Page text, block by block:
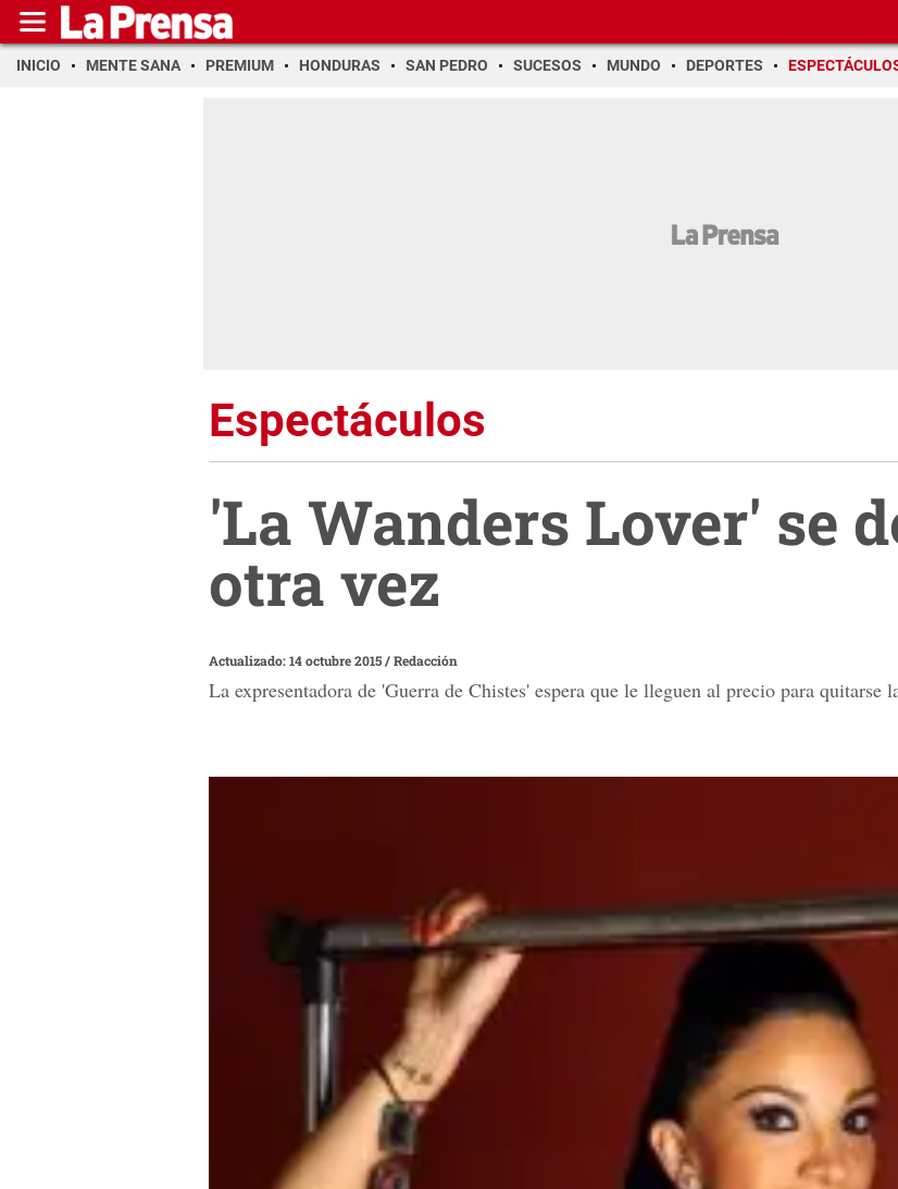
INICIO MENTE SANA PREMIUM HONDURAS SAN PEDRO SUCESOS MUNDO DEPORTES
Espectáculos
'La Wanders Lover' se
otra vez
Actualizado: 14 octubre 2015/Redacción
La expresentadora de 'Guerra de Chistes' espera que le lleguen al precio para quitarse